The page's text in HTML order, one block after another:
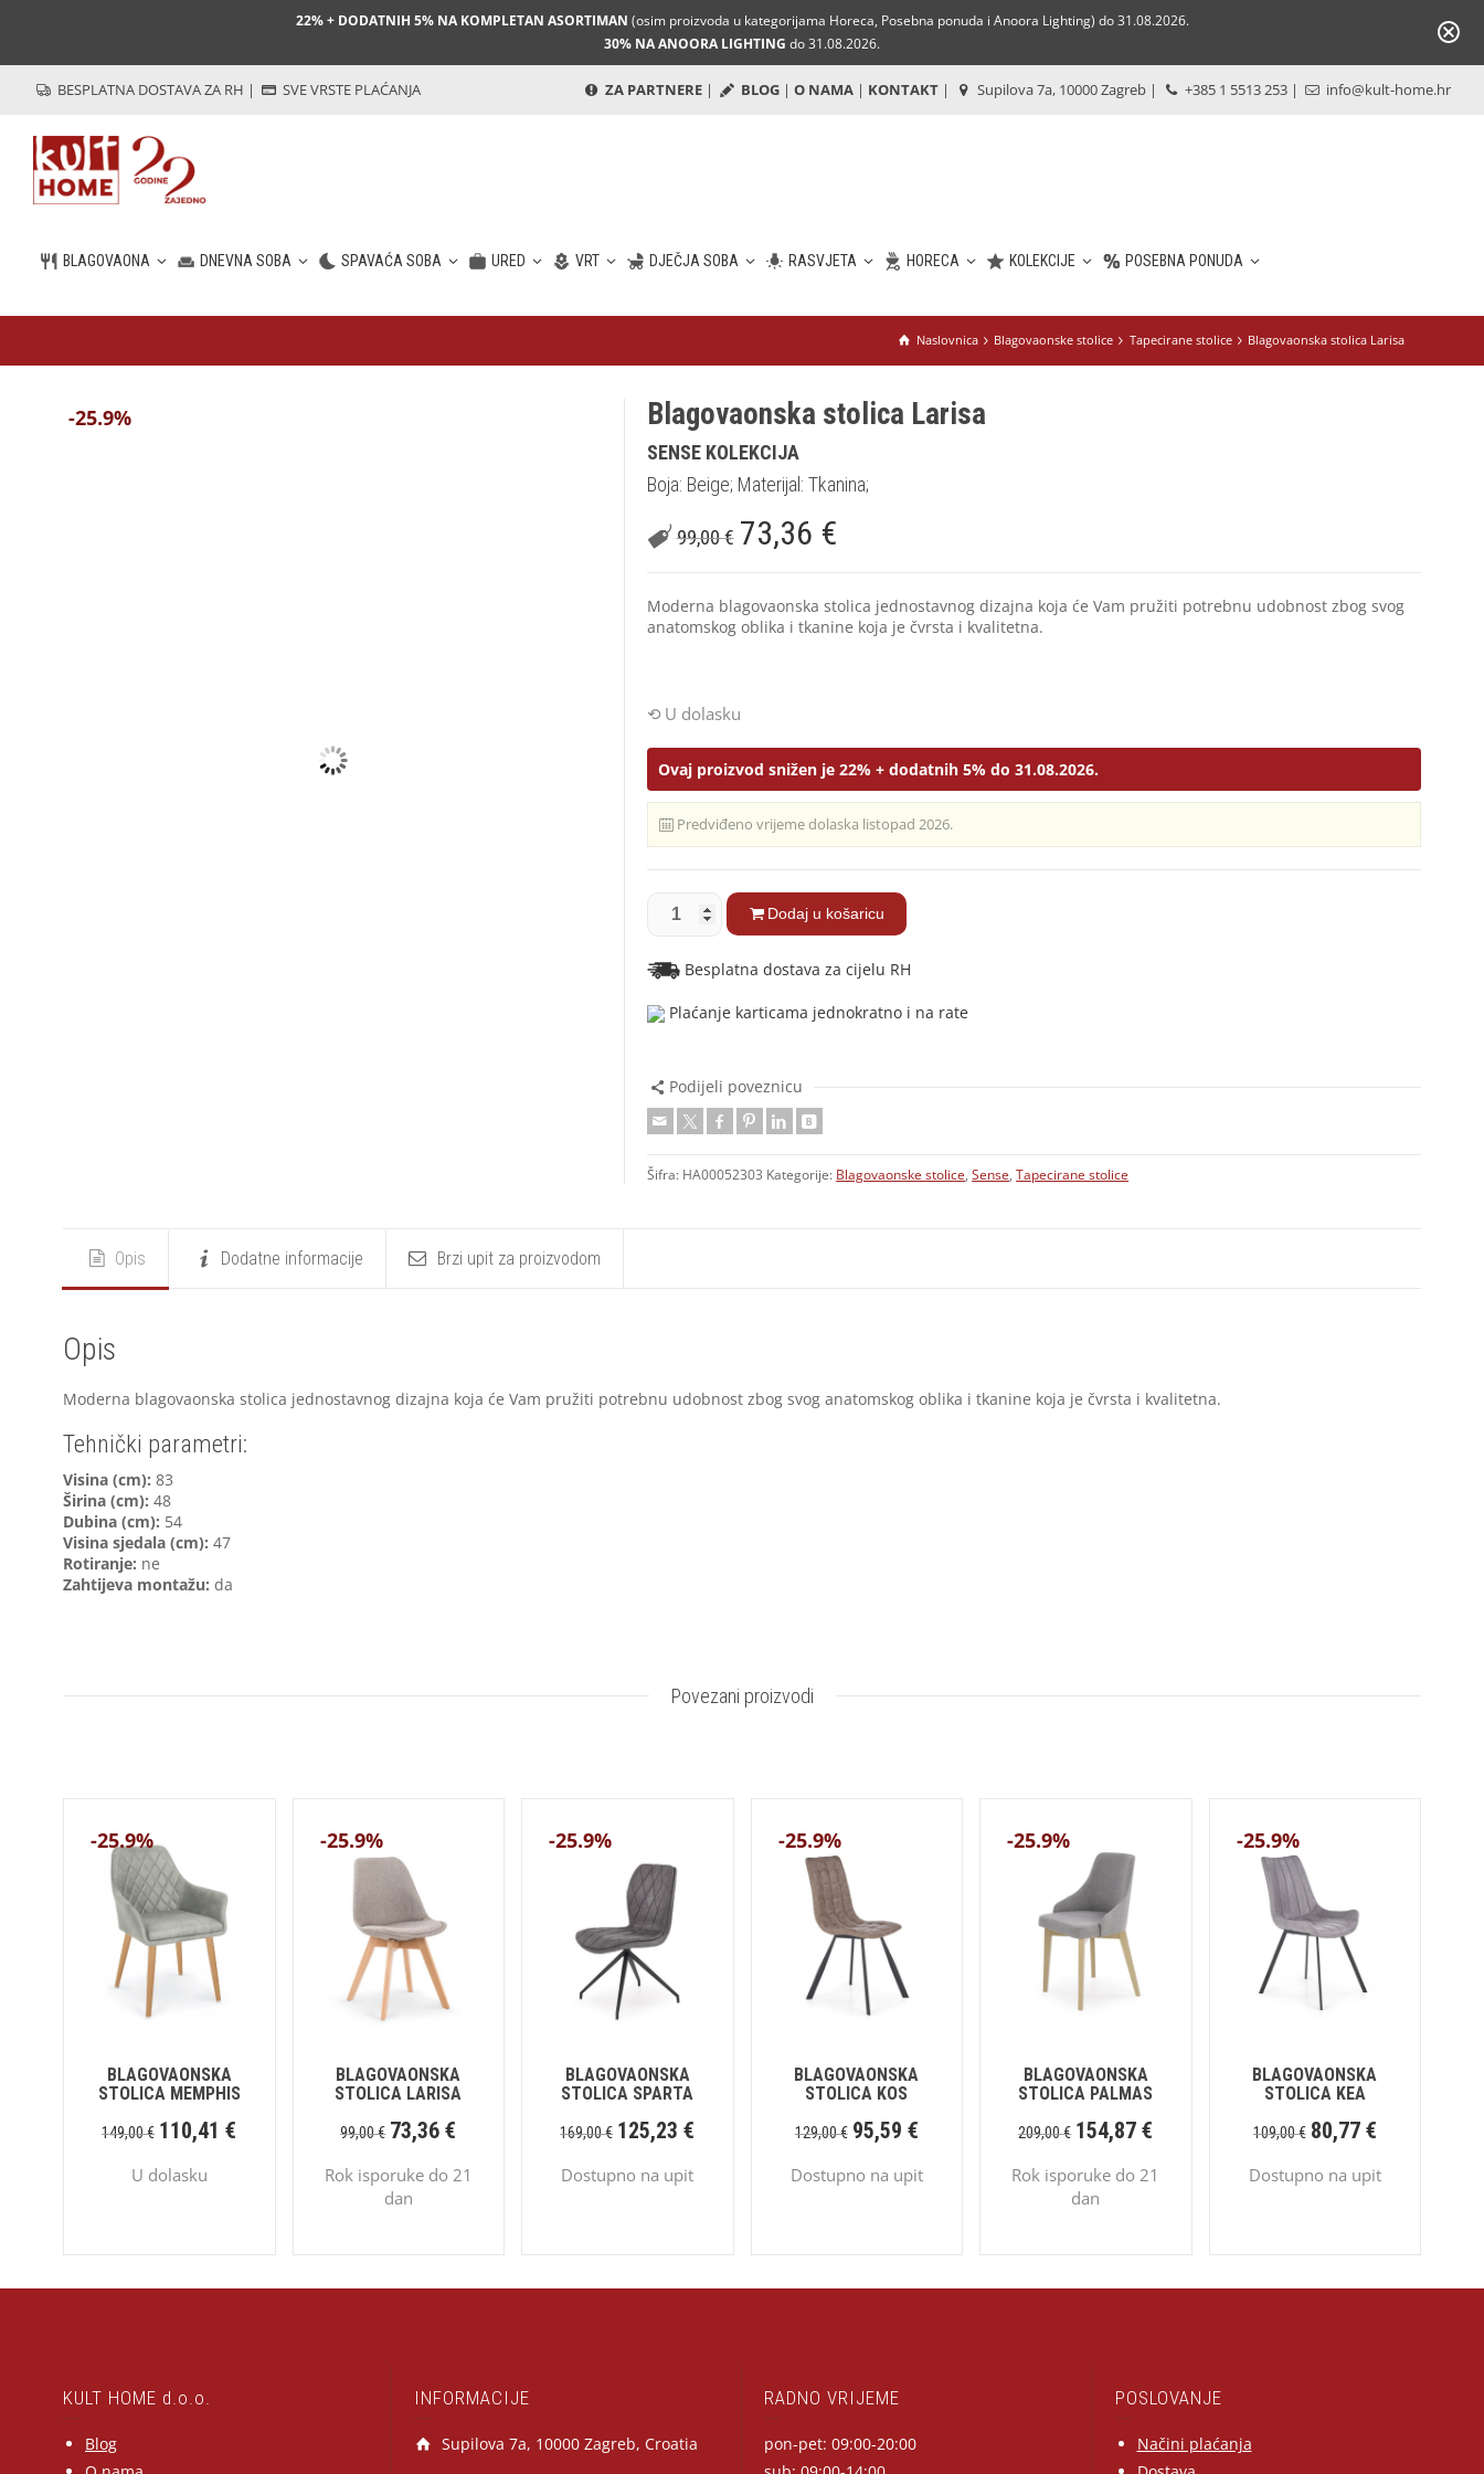
22% + DODATNIH 5% NA KOMPLETAN ASORTIMAN (osim proizvoda u kategorijama Horeca, Posebna ponuda i Anoora Lighting) do 31.08.2026.
30% NA ANOORA LIGHTING do 31.08.2026.
BESPLATNA DOSTAVA ZA RH | SVE VRSTE PLAĆANJA ZA PARTNERE | BLOG | O NAMA | KONTAKT | Supilova 7a, 10000 Zagreb | +385 1 5513 253 | info@kult-home.hr
BLAGOVAONA DNEVNA SOBA SPAVAĆA SOBA URED VRT DJEČJA SOBA RASVJETA HORECA KOLEKCIJE POSEBNA PONUDA
HR
Naslovnica Blagovaonske stolice Tapecirane stolice Blagovaonska stolica Larisa
-25.9% Blagovaonska stolica Larisa
SENSE KOLEKCIJA
Boja: Beige; Materijal: Tkanina;
99,00€ 73,36 €
Moderna blagovaonska stolica jednostavnog dizajna koja će Vam pružiti potrebnu udobnost zbog svog
anatomskog oblika i tkanine koja je čvrsta i kvalitetna.
U dolasku
Ovaj proizvod snižen je 22% + dodatnih 5% do 31.08.2026.
Predviđeno vrijeme dolaska listopad 2026.
Dodaj u košaricu
Besplatna dostava za cijelu RH
Plaćanje karticama jednokratno i na rate
Podijeli poveznicu
Šifra: HA00052303 Kategorije: Blagovaonske stolice,Sense,Tapecirane stolice
Opis Dodatne informacije Brzi upit za proizvodom
Opis
Moderna blagovaonska stolica jednostavnog dizajna koja će Vam pružiti potrebnu udobnost zbog svog anatomskog oblika i tkanine koja je čvrsta i kvalitetna.
Tehnički parametri:
Visina (cm): 83
Širina (cm): 48
Dubina (cm): 54
Visina sjedala (cm): 47
Rotiranje: ne
Zahtijeva montažu: da
Povezani proizvodi
-25.9%
BLAGOVAONSKA
STOLICA MEMPHIS
149,00€ 110,41€
U dolasku
-25.9%
BLAGOVAONSKA
STOLICA LARISA
99,00€ 73,36€
Rok isporuke do 21
dan
-25.9%
BLAGOVAONSKA
STOLICA SPARTA
169,00€ 125,23€
Dostupno na upit
-25.9%
BLAGOVAONSKA
STOLICA KOS
129,00€ 95,59 €
Dostupno na upit
-25.9%
BLAGOVAONSKA
STOLICA PALMAS
209,00€ 154,87€
Rok isporuke do 21
dan
-25.9%
BLAGOVAONSKA
STOLICA KEA
109,00€ 80,77 €
Dostupno na upit
KULT HOME d.o.o.
Blog
INFORMACIJE
Supilova 7a, 10000 Zagreb, Croatia
RADNO VRIJEME
pon-pet: 09:00-20:00
POSLOVANJE
Načini plaćanja